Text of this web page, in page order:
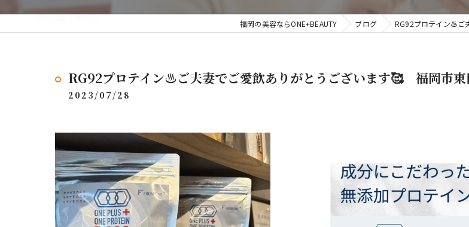
福岡の美容ならONE+BEAUTY ブログ RG92プロテイン♨️ご
RG92プロテイン♨️ご夫妻でご愛飲ありがとうございます🥰 福岡市
2023/07/28